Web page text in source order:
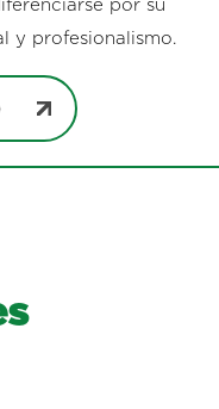
por su
y profesionalismo.